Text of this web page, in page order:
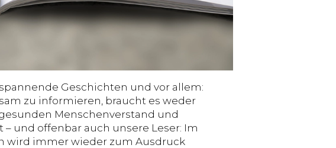
Geschichten und vor allem:
zu informieren, braucht es weder
Menschenverstand und
und offenbar auch unsere Leser: Im
wird immer wieder zum Ausdruck